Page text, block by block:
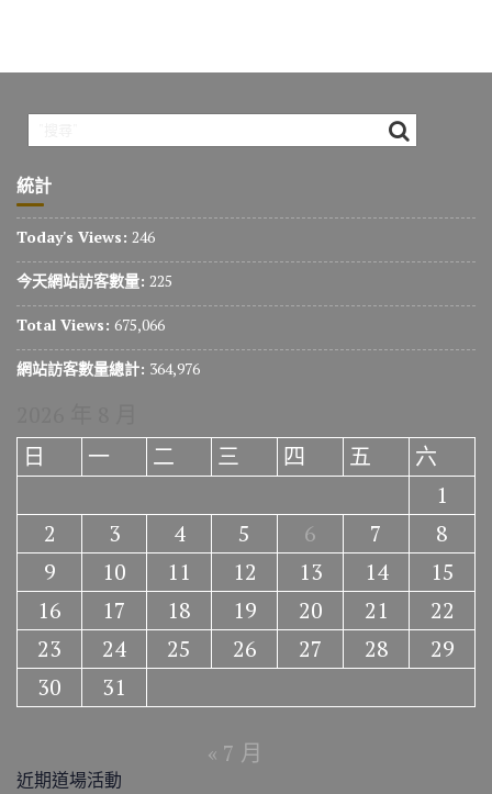
統計
Today's Views: 246
今天網站訪客數量: 225
Total Views: 675,066
網站訪客數量總計: 364,976
日
一 二 三 四 五
六
1
2
3 4 5 6 7
8
9
10 11 12 13 14
15
16
17 18 19 20 21
22
23
24 25 26 27 28
29
30
31
« 7 月
近期道場活動